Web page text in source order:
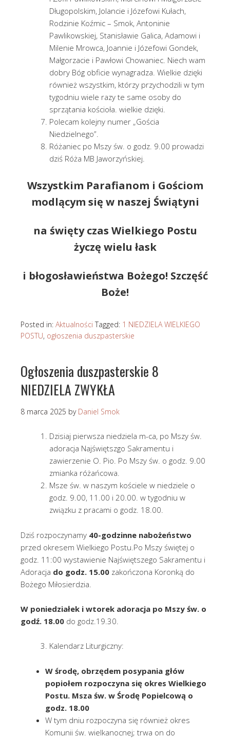
Długopolskim, Jolancie i Józefowi Kułach,
Rodzinie Koźmic – Smok, Antoninie
Pawlikowskiej, Stanisławie Galica, Adamowi i
Milenie Mrowca, Joannie i Józefowi Gondek,
Małgorzacie i Pawłowi Chowaniec. Niech wam
dobry Bóg obficie wynagradza. Wielkie dzięki
również wszystkim, którzy przychodzili w tym
tygodniu wiele razy te same osoby do
sprzątania kościoła. wielkie dzięki.
Polecam kolejny numer „Gościa
Niedzielnego”.
Różaniec po Mszy św. o godz. 9.00 prowadzi
dziś Róża MB Jaworzyńskiej.
Wszystkim Parafianom i Gościom
modlącym się w naszej Świątyni
na święty czas Wielkiego Postu
życzę wielu łask
i błogosławieństwa Bożego! Szczęść
Boże!
Posted in: Aktualności Tagged: 1 NIEDZIELA WIELKIEGO
POSTU, ogłoszenia duszpasterskie
Ogłoszenia duszpasterskie 8
NIEDZIELA ZWYKŁA
8 marca 2025 by Daniel Smok
Dzisiaj pierwsza niedziela m-ca, po Mszy św.
adoracja Najświętszgo Sakramentu i
zawierzenie O. Pio. Po Mszy św. o godz. 9.00
zmianka różańcowa.
Msze św. w naszym kościele w niedziele o
godz. 9.00, 11.00 i 20.00. w tygodniu w
związku z pracami o godz. 18.00.
Dziś rozpoczynamy 40-godzinne nabożeństwo
przed okresem Wielkiego Postu.Po Mszy świętej o
godz. 11:00 wystawienie Najświętszego Sakramentu i
Adoracja do godz. 15.00 zakończona Koronką do
Bożego Miłosierdzia.
W poniedziałek i wtorek adoracja po Mszy św. o
godź. 18.00 do godz.19.30.
Kalendarz Liturgiczny:
W środę, obrzędem posypania głów
popiołem rozpoczyna się okres Wielkiego
Postu. Msza św. w Środę Popielcową o
godz. 18.00
W tym dniu rozpoczyna się również okres
Komunii św. wielkanocnej; trwa on do